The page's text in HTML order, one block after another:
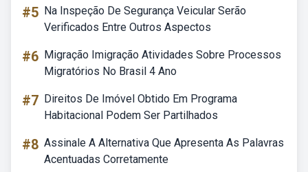
#5 Na Inspeção De Segurança Veicular Serão
Verificados Entre Outros Aspectos
#6 Migração Imigração Atividades Sobre Processos
Migratórios No Brasil 4 Ano
#7 Direitos De Imóvel Obtido Em Programa
Habitacional Podem Ser Partilhados
#8 Assinale A Alternativa Que Apresenta As Palavras
Acentuadas Corretamente